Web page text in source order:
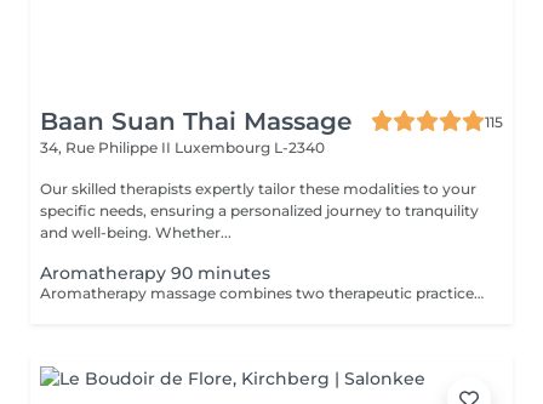
Baan Suan Thai Massage
115
34, Rue Philippe II Luxembourg L-2340
Our skilled therapists expertly tailor these modalities to your
specific needs, ensuring a personalized journey to tranquility
and well-being. Whether...
Aromatherapy 90 minutes
Aromatherapy massage combines two therapeutic practices to create wonderful results. Aromatherapy is an ancient approach that provides a number of health and emotional benefits. Essential oils such as lavender, orange blossom, and peppermint offer unique effects to the senses. Massage uses pressure and touch to offer healing and stress relief by stimulating the lymphatic, circulatory, nervous, and musculoskeletal systems.